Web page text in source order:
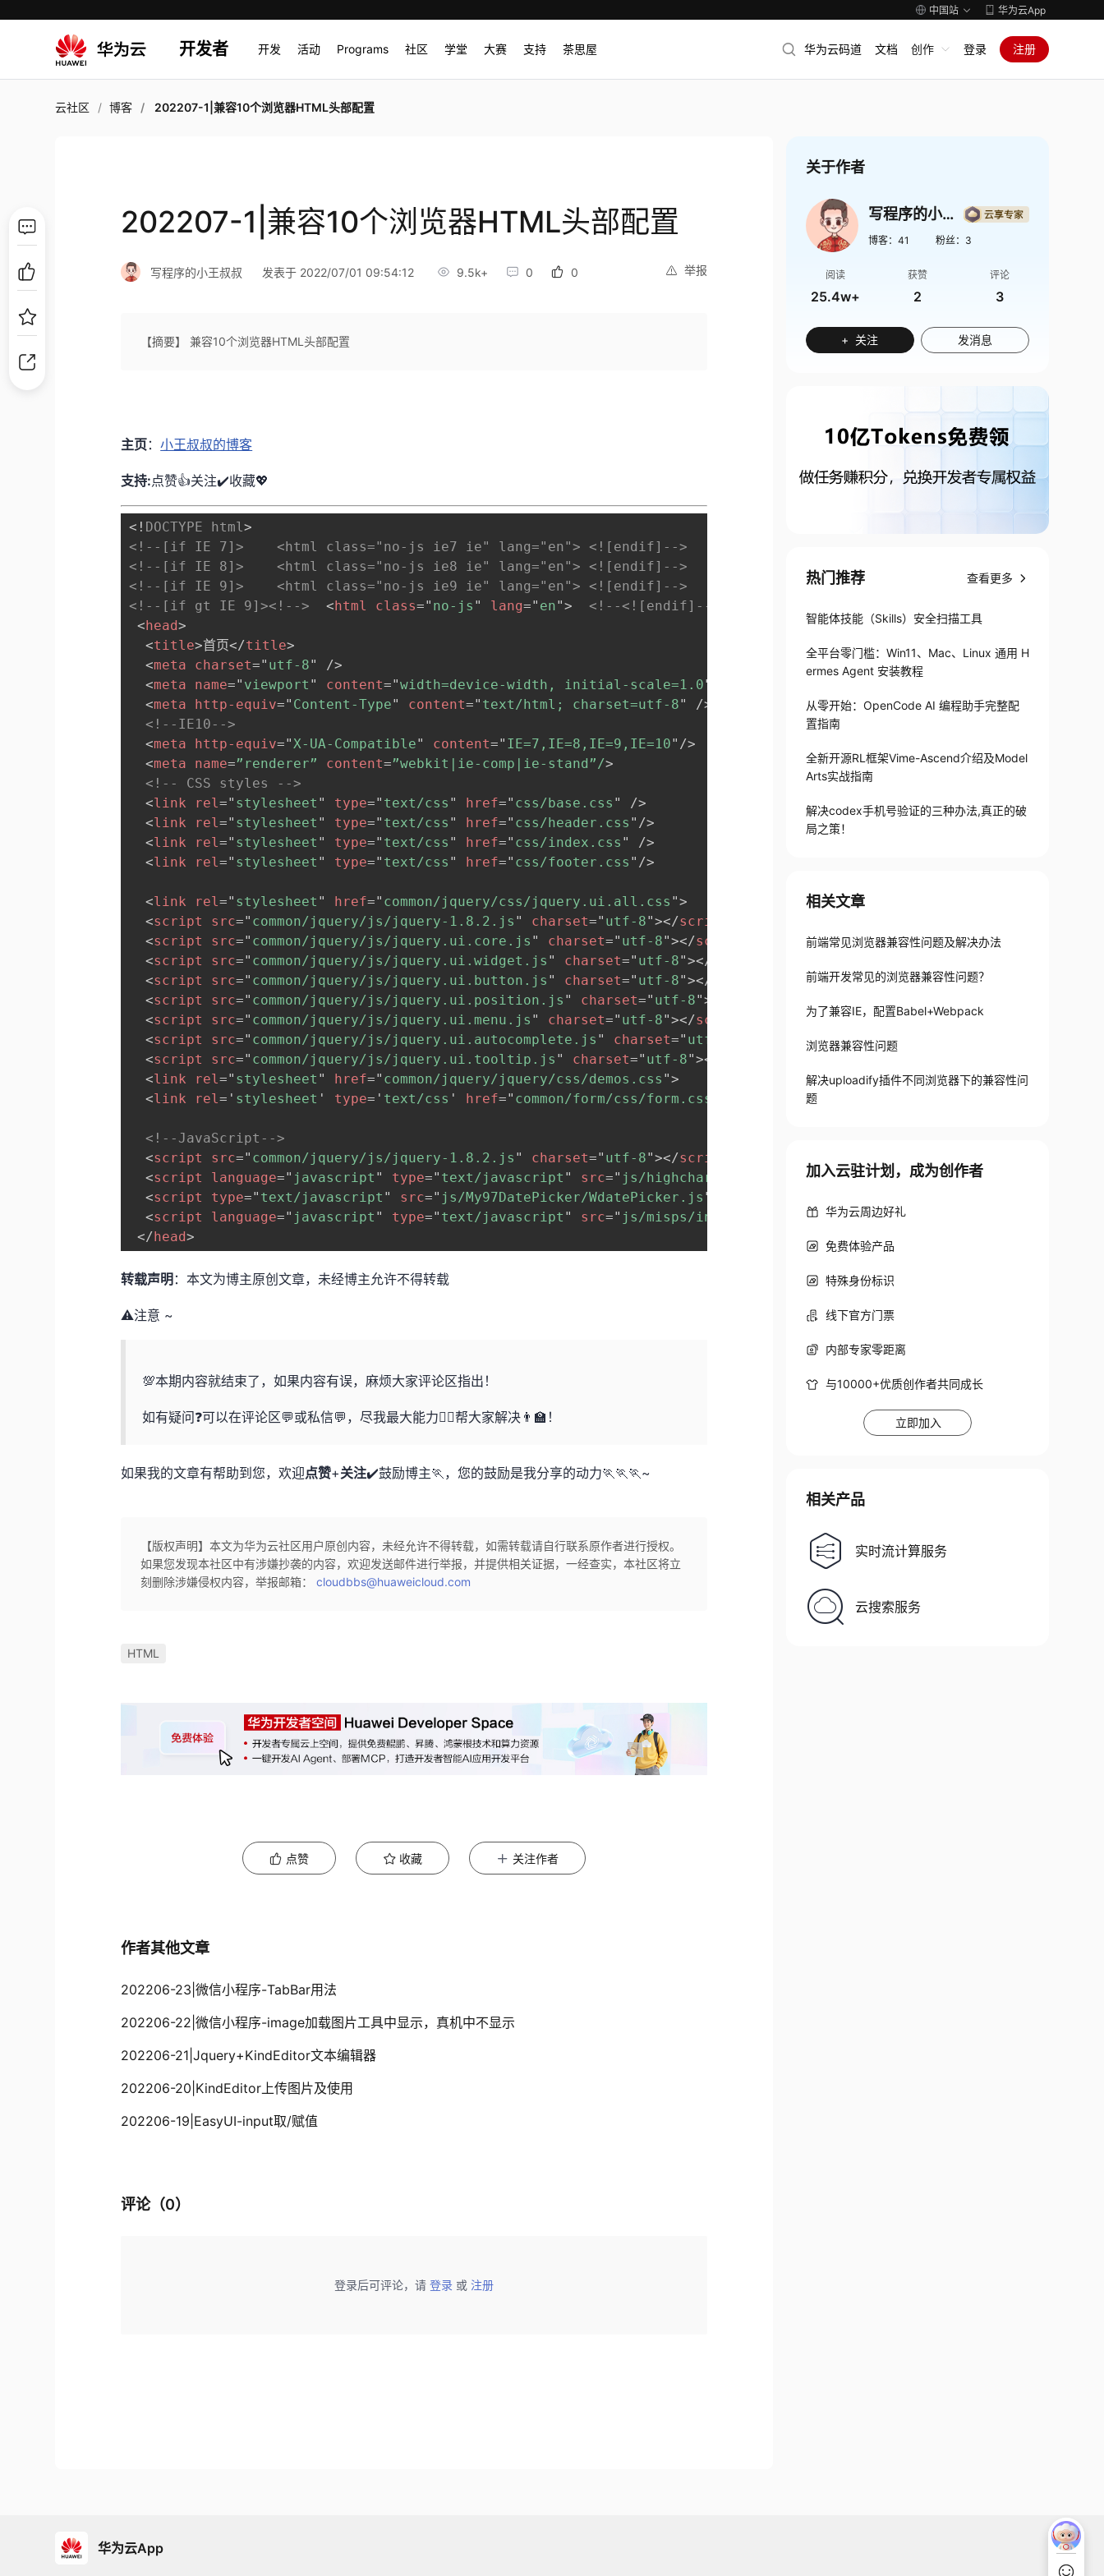
中国站 华为云App
开发者 开发 活动 Programs 社区 学堂 大赛 支持 茶思屋 华为云码道 文档 创作 登录 注册
云社区 博客 202207-1|兼容10个浏览器HTML头部配置
202207-1|兼容10个浏览器HTML头部配置
举报
写程序的小王叔叔 发表于 2022/07/01 09:54:12 9.5k+ 0 0
【摘要】 兼容10个浏览器HTML头部配置
主页：小王叔叔的博客
支持:点赞👍关注✔️收藏💖
<! DOCTYPE html>
<!--[if IE 7]>    <html class="no-js ie7 ie" lang="en"> <![endif]-->
<!--[if IE 8]>    <html class="no-js ie8 ie" lang="en"> <![endif]-->
<!--[if IE 9]>    <html class="no-js ie9 ie" lang="en"> <![endif]-->
<!--[if gt IE 9]><!-->
<html class=" no-js " lang=" en">
<!--<![endif]-->
<head>
<title>首页</title>
<meta charset=" utf-8"
/>
<meta name=" viewport " content="width=device-width, initial-scale=1.0"
<meta http-equiv=" Content-Type" content=" text/html; charset=utf-8"
/>
<!--IE10-->
<meta http-equiv="X-UA-Compatible" content=" IE=7,IE=8,IE=9,IE=10" />
<meta name=”renderer” content=”webkit|ie-comp|ie-stand”/>
<!-- CSS styles -->
<link rel=" stylesheet " type=" text/css " href=" css/base.css "
/>
<link rel=" stylesheet " type=" text/css " href=" css/header.css " />
<link rel=" stylesheet " type=" text/css " href=" css/index.css "
/>
<link rel=" stylesheet " type=" text/css " href=" css/footer.css " />
<link rel=" stylesheet " href=" common/jquery/css/jquery.ui.all.css ">
<script src=" common/jquery/js/jquery-1.8.2.js " charset=" utf-8"></script
<script src=" common/jquery/js/jquery.ui.core.js " charset=" utf-8"></script
<script src=" common/jquery/js/jquery.ui.widget.js " charset=" utf-8"></
<script src=" common/jquery/js/jquery.ui.button.js " charset=" utf-8"></
<script src=" common/jquery/js/jquery.ui.position.js " charset=" utf-8">
<script src=" common/jquery/js/jquery.ui.menu.js " charset=" utf-8"></script
<script src=" common/jquery/js/jquery.ui.autocomplete.js " charset=" utf-8 script>
<script src=" common/jquery/js/jquery.ui.tooltip.js " charset=" utf-8"></
<link rel=" stylesheet " href=" common/jquery/jquery/css/demos.css ">
<link rel= ' stylesheet ' type= ' text/css ' href=" common/form/css/form.css
<!--JavaScript-->
<script src=" common/jquery/js/jquery-1.8.2.js " charset=" utf-8"></script
<script language=" javascript " type=" text/javascript " src=" js/highcharts/highcharts.js"></ script>
<script type=" text/javascript " src=" js/My97DatePicker/WdatePicker.js "
<script language=" javascript " type=" text/javascript " src=" js/misps/index.js script>
</head>
转载声明 ：本文为博主原创文章，未经博主允许不得转载
⚠️注意 ~
💯本期内容就结束了，如果内容有误，麻烦大家评论区指出！
如有疑问❓可以在评论区💬或私信💬，尽我最大能力🏃‍♀️帮大家解决👨‍🏫！
如果我的文章有帮助到您，欢迎点赞+关注✔️鼓励博主🏃，您的鼓励是我分享的动力🏃🏃🏃~
【版权声明】本文为华为云社区用户原创内容，未经允许不得转载，如需转载请自行联系原作者进行授权。
如果您发现本社区中有涉嫌抄袭的内容，欢迎发送邮件进行举报，并提供相关证据，一经查实，本社区将立
刻删除涉嫌侵权内容，举报邮箱：cloudbbs@huaweicloud.com
HTML
点赞 收藏 关注作者
作者其他文章
202206-23|微信小程序-TabBar用法
202206-22|微信小程序-image加载图片工具中显示，真机中不显示
202206-21|Jquery+KindEditor文本编辑器
202206-20|KindEditor上传图片及使用
202206-19|EasyUI-input取/赋值
评论（0）
登录后可评论，请 登录 或 注册
关于作者
写程序的小王叔叔
博客： 41 粉丝： 3
阅读
25.4w+
获赞
2
评论
3
+ 关注 发消息
热门推荐 查看更多
智能体技能（Skills）安全扫描工具
全平台零门槛：Win11、Mac、Linux 通用 H
ermes Agent 安装教程
从零开始：OpenCode AI 编程助手完整配
置指南
全新开源RL框架Vime-Ascend介绍及Model
Arts实战指南
解决codex手机号验证的三种办法,真正的破
局之策！
相关文章
前端常见浏览器兼容性问题及解决办法
前端开发常见的浏览器兼容性问题？
为了兼容IE，配置Babel+Webpack
浏览器兼容性问题
解决uploadify插件不同浏览器下的兼容性问
题
加入云驻计划，成为创作者
华为云周边好礼
免费体验产品
特殊身份标识
线下官方门票
内部专家零距离
与10000+优质创作者共同成长
立即加入
相关产品
实时流计算服务
云搜索服务
华为云App